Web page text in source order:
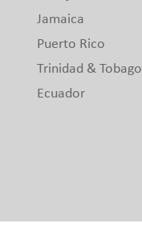
Jamaica
Puerto Rico
Trinidad & Tobago
Ecuador